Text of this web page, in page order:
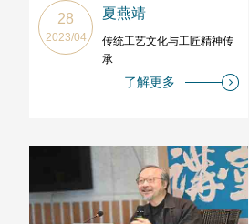
28
2023/04
夏燕靖
传统工艺文化与工匠精神传
承
了解更多